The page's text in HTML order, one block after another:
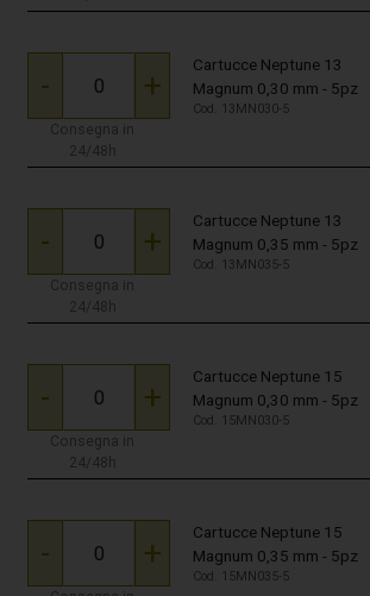
- +
Consegna in
24/48h
Cartucce Neptune 13
Magnum 0,30 mm - 5pz
Cod. 13MN030-5
- +
Consegna in
24/48h
Cartucce Neptune 13
Magnum 0,35 mm - 5pz
Cod. 13MN035-5
- +
Consegna in
24/48h
Cartucce Neptune 15
Magnum 0,30 mm - 5pz
Cod. 15MN030-5
- +
Cartucce Neptune 15
Magnum 0,35 mm - 5pz
Cod. 15MN035-5